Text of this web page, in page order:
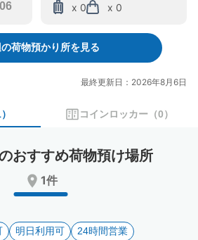
x 0 x 0
荷物預かり所を見る
最終更新日：2026年8月6日
） コインロッカー （0）
おすすめ荷物預け場所
1件
明日利用可 24時間営業